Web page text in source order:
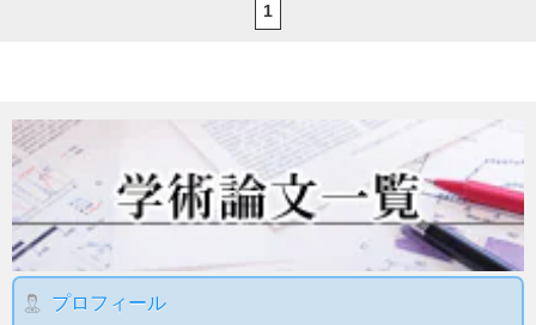
1
プロフィール